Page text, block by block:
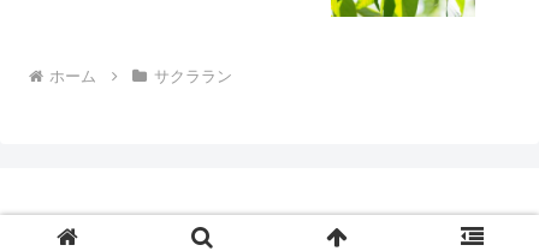
ホーム サクララン
Copyright © 2025 HORTI by GreenSnap All Rights Reserved.